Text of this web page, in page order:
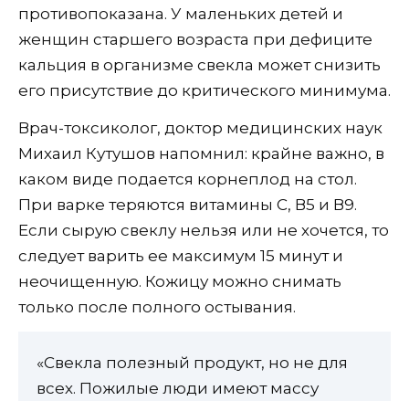
противопоказана. У маленьких детей и
женщин старшего возраста при дефиците
кальция в организме свекла может снизить
его присутствие до критического минимума.
Врач-токсиколог, доктор медицинских наук
Михаил Кутушов напомнил: крайне важно, в
каком виде подается корнеплод на стол.
При варке теряются витамины С, В5 и В9.
Если сырую свеклу нельзя или не хочется, то
следует варить ее максимум 15 минут и
неочищенную. Кожицу можно снимать
только после полного остывания.
«Свекла полезный продукт, но не для
всех. Пожилые люди имеют массу